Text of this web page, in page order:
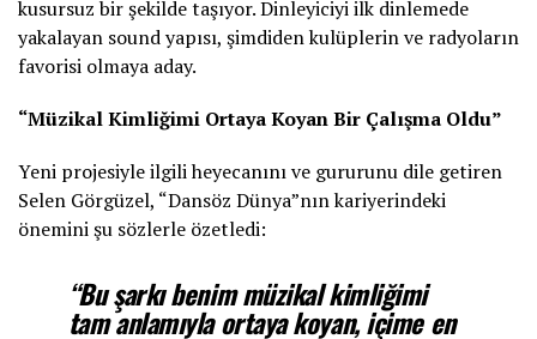
kusursuz bir şekilde taşıyor. Dinleyiciyi ilk dinlemede
yakalayan sound yapısı, şimdiden kulüplerin ve radyoların
favorisi olmaya aday.
“Müzikal Kimliğimi Ortaya Koyan Bir Çalışma Oldu”
Yeni projesiyle ilgili heyecanını ve gururunu dile getiren
Selen Görgüzel, “Dansöz Dünya”nın kariyerindeki
önemini şu sözlerle özetledi:
“Bu şarkı benim müzikal kimliğimi
tam anlamıyla ortaya koyan, içime en